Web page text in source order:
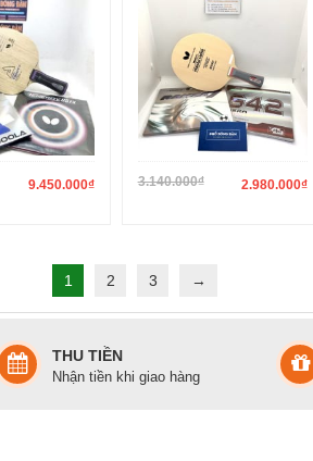
9.450.000₫ 3.140.000₫ 2.980.000₫
1 2 3 →
THU TIỀN
Nhận tiền khi giao hàng